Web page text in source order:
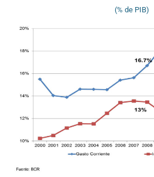
(% de PIB)